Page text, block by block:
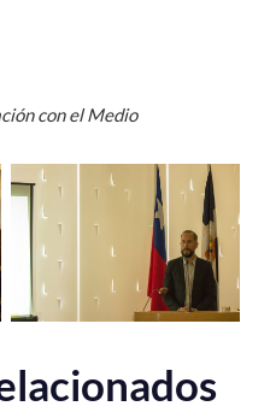
con el Medio